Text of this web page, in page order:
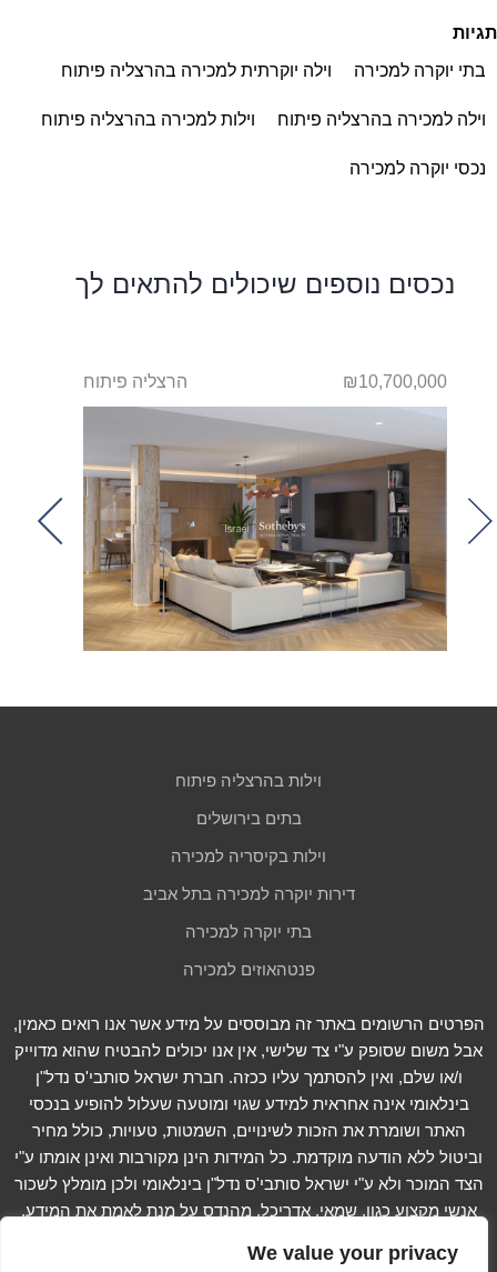
We value your privacy
תגיות
בתי יוקרה למכירה
וילה יוקרתית למכירה בהרצליה פיתוח
וילה למכירה בהרצליה פיתוח וילות למכירה בהרצליה פיתוח
נכסי יוקרה למכירה
נכסים נוספים שיכולים להתאים לך
₪10,700,000 הרצליה פיתוח
וילות בהרצליה פיתוח
בתים בירושלים
וילות בקיסריה למכירה
דירות יוקרה למכירה בתל אביב
בתי יוקרה למכירה
פנטהאוזים למכירה
הפרטים הרשומים באתר זה מבוססים על מידע אשר אנו רואים כאמין,
אבל משום שסופק ע"י צד שלישי, אין אנו יכולים להבטיח שהוא מדוייק
ו/או שלם, ואין להסתמך עליו ככזה. חברת ישראל סותבי'ס נדל"ן
בינלאומי אינה אחראית למידע שגוי ומוטעה שעלול להופיע בנכסי
האתר ושומרת את הזכות לשינויים, השמטות, טעויות, כולל מחיר
וביטול ללא הודעה מוקדמת. כל המידות הינן מקורבות ואינן אומתו ע"י
הצד המוכר ולא ע"י ישראל סותבי'ס נדל"ן בינלאומי ולכן מומלץ לשכור
אנשי מקצוע כגון, שמאי, אדריכל, מהנדס על מנת לאמת את המידע.
קרא עוד...